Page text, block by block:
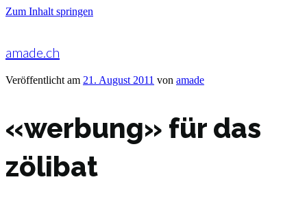
Zum Inhalt springen
amade.ch
Veröffentlicht am 21. August 2011 von amade
«werbung» für das
zölibat